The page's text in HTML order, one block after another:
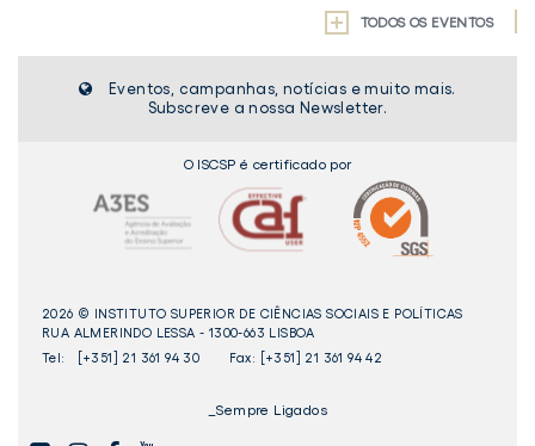
TODOS OS EVENTOS
Eventos, campanhas, notícias e muito mais.
Subscreve a nossa Newsletter.
O ISCSP é certificado por
2026 © INSTITUTO SUPERIOR DE CIÊNCIAS SOCIAIS E POLÍTICAS
RUA ALMERINDO LESSA - 1300-663 LISBOA
Tel:
[+351] 21 361 94 30 Fax: [+351] 21 361 94 42
_Sempre Ligados